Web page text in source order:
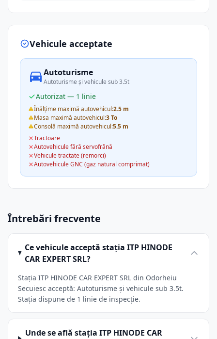
Vehicule acceptate
Autoturisme
Autoturisme și vehicule sub 3.5t
Autorizat — 1 linie
Înălțime maximă autovehicul:2.5 m
Masa maximă autovehicul:3 To
Consolă maximă autovehicul:5.5 m
Tractoare
Autovehicule fără servofrână
Vehicule tractate (remorci)
Autovehicule GNC (gaz natural comprimat)
Întrebări frecvente
Ce vehicule acceptă stația ITP HINODE
CAR EXPERT SRL?
Stația ITP HINODE CAR EXPERT SRL din Odorheiu
Secuiesc acceptă: Autoturisme și vehicule sub 3.5t.
Stația dispune de 1 linie de inspecție.
Unde se află stația ITP HINODE CAR